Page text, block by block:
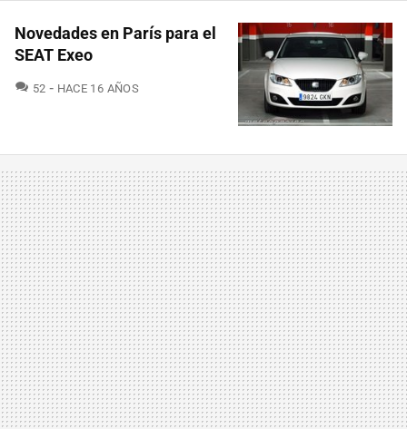
Novedades en París para el
SEAT Exeo
52 COMENTARIOS
HACE 16 AÑOS